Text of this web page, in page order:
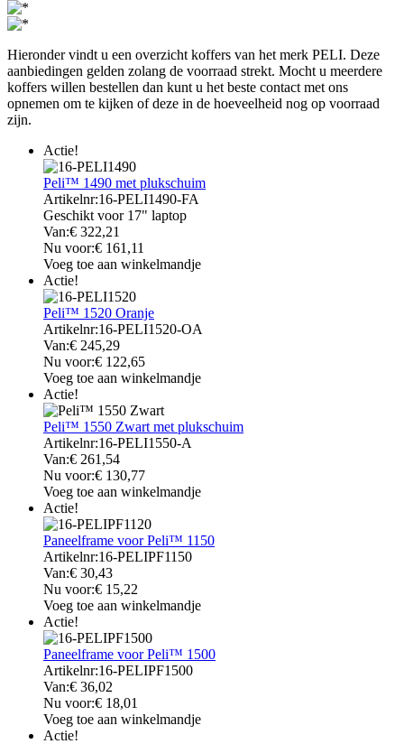
Hieronder vindt u een overzicht koffers van het merk PELI. Deze
aanbiedingen gelden zolang de voorraad strekt. Mocht u meerdere
koffers willen bestellen dan kunt u het beste contact met ons
opnemen om te kijken of deze in de hoeveelheid nog op voorraad
zijn.
Actie!
Peli™ 1490 met plukschuim
Artikelnr:16-PELI1490-FA
Geschikt voor 17" laptop
Van:€ 322,21
Nu voor:€ 161,11
Voeg toe aan winkelmandje
Actie!
Peli™ 1520 Oranje
Artikelnr:16-PELI1520-OA
Van:€ 245,29
Nu voor:€ 122,65
Voeg toe aan winkelmandje
Actie!
Peli™ 1550 Zwart met plukschuim
Artikelnr:16-PELI1550-A
Van:€ 261,54
Nu voor:€ 130,77
Voeg toe aan winkelmandje
Actie!
Paneelframe voor Peli™ 1150
Artikelnr:16-PELIPF1150
Van:€ 30,43
Nu voor:€ 15,22
Voeg toe aan winkelmandje
Actie!
Paneelframe voor Peli™ 1500
Artikelnr:16-PELIPF1500
Van:€ 36,02
Nu voor:€ 18,01
Voeg toe aan winkelmandje
Actie!